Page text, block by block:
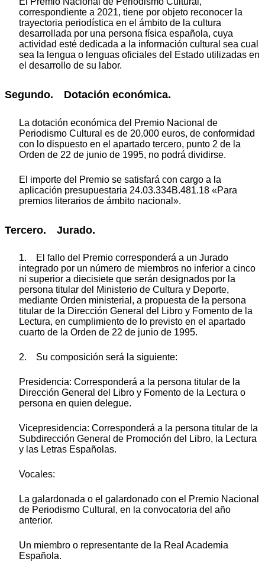
correspondiente a 2021, tiene por objeto reconocer la
trayectoria periodística en el ámbito de la cultura
desarrollada por una persona física española, cuya
actividad esté dedicada a la información cultural sea cual
sea la lengua o lenguas oficiales del Estado utilizadas en
el desarrollo de su labor.
Segundo. Dotación económica.
La dotación económica del Premio Nacional de
Periodismo Cultural es de 20.000 euros, de conformidad
con lo dispuesto en el apartado tercero, punto 2 de la
Orden de 22 de junio de 1995, no podrá dividirse.
El importe del Premio se satisfará con cargo a la
aplicación presupuestaria 24.03.334B.481.18 «Para
premios literarios de ámbito nacional».
Tercero. Jurado.
1. El fallo del Premio corresponderá a un Jurado
integrado por un número de miembros no inferior a cinco
ni superior a diecisiete que serán designados por la
persona titular del Ministerio de Cultura y Deporte,
mediante Orden ministerial, a propuesta de la persona
titular de la Dirección General del Libro y Fomento de la
Lectura, en cumplimiento de lo previsto en el apartado
cuarto de la Orden de 22 de junio de 1995.
2. Su composición será la siguiente:
Presidencia: Corresponderá a la persona titular de la
Dirección General del Libro y Fomento de la Lectura o
persona en quien delegue.
Vicepresidencia: Corresponderá a la persona titular de la
Subdirección General de Promoción del Libro, la Lectura
y las Letras Españolas.
Vocales:
La galardonada o el galardonado con el Premio Nacional
de Periodismo Cultural, en la convocatoria del año
anterior.
Un miembro o representante de la Real Academia
Española.